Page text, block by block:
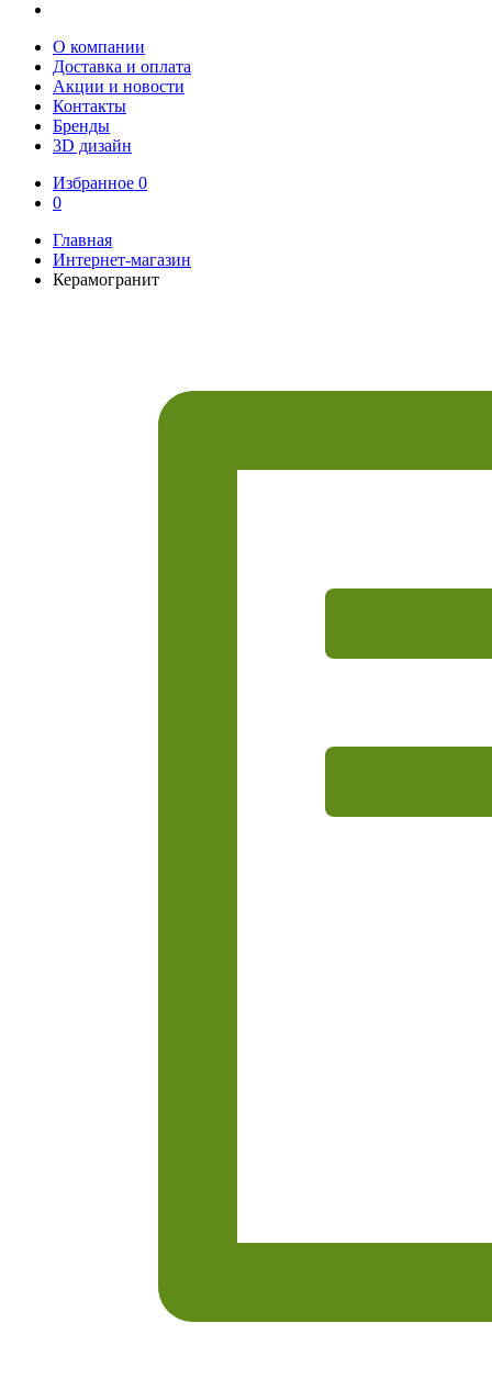
О компании
Доставка и оплата
Акции и новости
Контакты
Бренды
3D дизайн
Избранное 0
0
Главная
Интернет-магазин
Керамогранит